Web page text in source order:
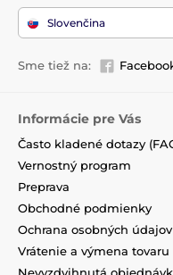
Slovenčina
Sme tiež na:
Informácie pre Vás
Často kladené dotazy
Vernostný program
Preprava
Obchodné podmienky
Ochrana osobných údajov
Vrátenie a výmena tovaru